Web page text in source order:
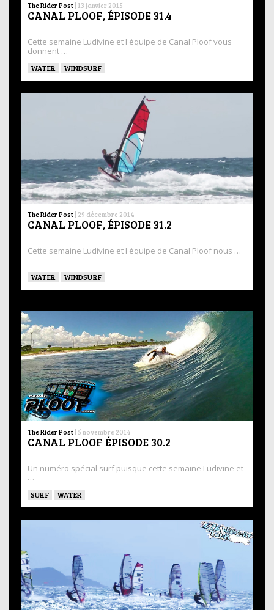
The Rider Post | 13 janvier 2015
CANAL PLOOF, ÉPISODE 31.4
Cette semaine Ludivine et l'équipe de Canal Ploof vous
donnent …
WATER WINDSURF
The Rider Post | 29 décembre 2014
CANAL PLOOF, ÉPISODE 31.2
Cette semaine Ludivine et l'équipe de Canal Ploof nous …
WATER WINDSURF
The Rider Post | 5 novembre 2014
CANAL PLOOF ÉPISODE 30.2
Un numéro spécial surf puisque cette semaine Ludivine et
…
SURF WATER